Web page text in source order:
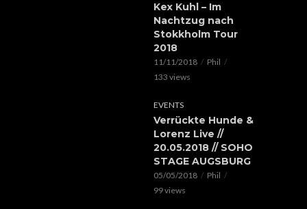
Kex Kuhl – Im
Nachtzug nach
Stokkholm Tour
2018
11/11/2018
Phil
133 views
EVENTS
Verrückte Hunde &
Lorenz Live //
20.05.2018 // SOHO
STAGE AUGSBURG
05/05/2018
Phil
99 views